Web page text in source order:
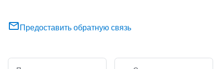
Предоставить обратную связь